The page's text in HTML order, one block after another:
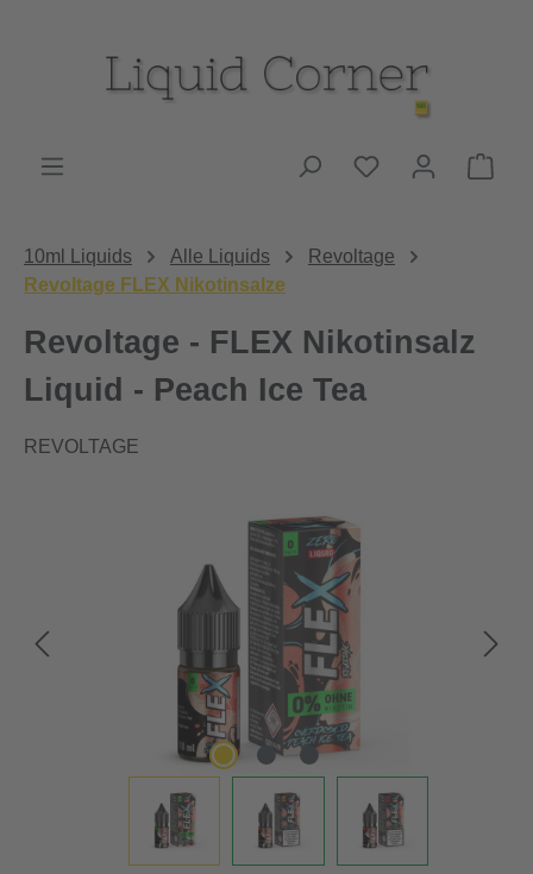
Du hast 0
10ml Liquids Alle Liquids
Revoltage
Revoltage FLEX Nikotinsalze
Revoltage - FLEX Nikotinsalz
Liquid - Peach Ice Tea
REVOLTAGE